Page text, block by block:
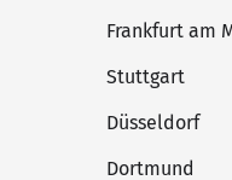
Frankfurt am
Stuttgart
Düsseldorf
Dortmund